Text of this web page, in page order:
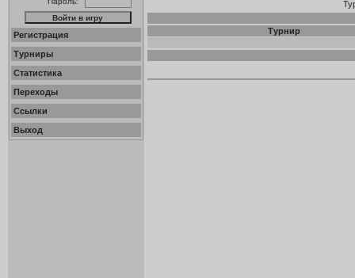
Регистрация
Турниры
Статистика
Переходы
Ссылки
Выход
Турнир